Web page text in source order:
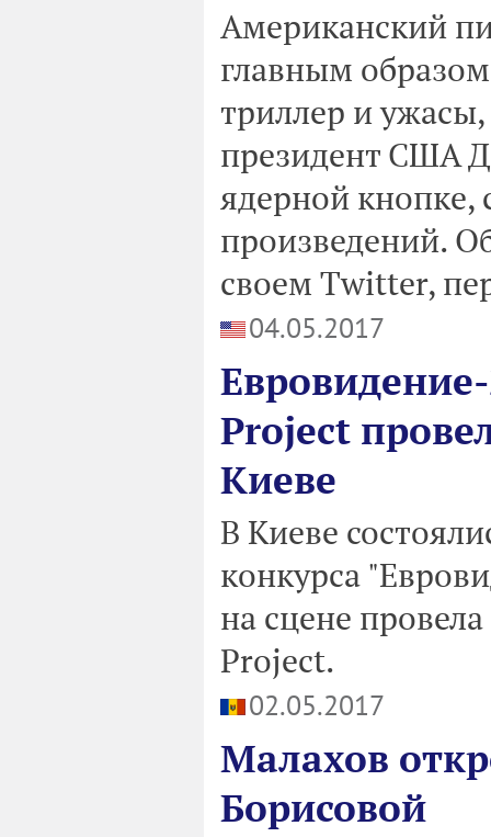
Американский
главным
триллер и
президент США
ядерной
произведений.
своем Twitter,
04.05.2017
Project
Киеве
В Киеве
конкурса
на сцене
Project.
02.05.2017
Малахов
Борисовой